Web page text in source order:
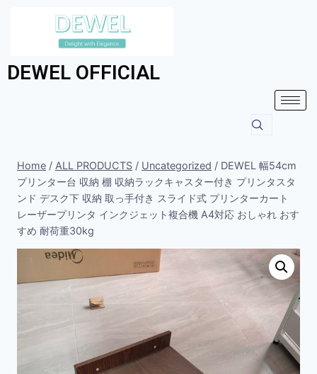
DEWEL OFFICIAL
Home / ALL PRODUCTS / Uncategorized / DEWEL 幅54cm
プリンター台 収納 棚 収納ラックキャスター付き プリンタスタ
ンド デスク下 収納 取っ手付き スライド式 プリンターカート
レーザープリンタ インクジェット複合機 A4対応 おしゃれ おす
すめ 耐荷重30kg